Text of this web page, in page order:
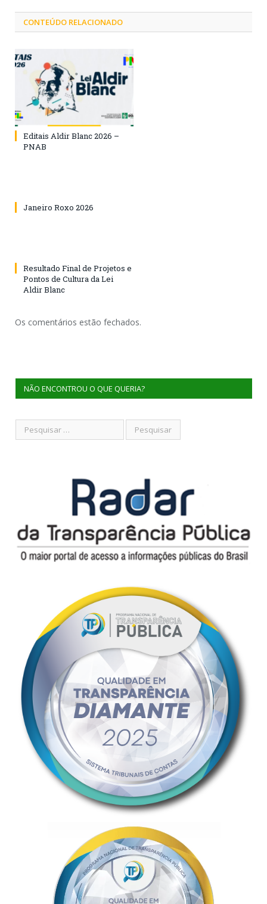
CONTEÚDO RELACIONADO
Editais Aldir Blanc 2026 –
PNAB
Janeiro Roxo 2026
Resultado Final de Projetos e
Pontos de Cultura da Lei
Aldir Blanc
Os comentários estão fechados.
NÃO ENCONTROU O QUE QUERIA?